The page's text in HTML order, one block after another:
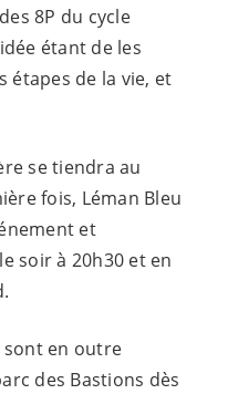
8P du cycle
étant de les
étapes de la vie, et
se tiendra au
fois, Léman Bleu
et
soir à 20h30 et en
sont en outre
des Bastions dès